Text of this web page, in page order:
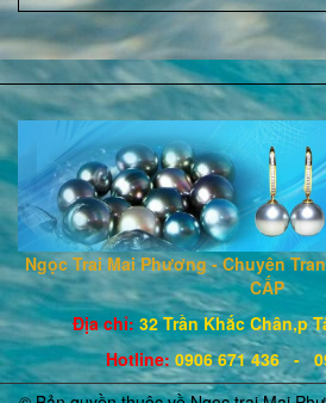
Ngọc Trai Mai Phương - Chuyên
CẤP
Địa chỉ: 32 Trần Khắc Chân,p
Hotline: 0906 671436 -